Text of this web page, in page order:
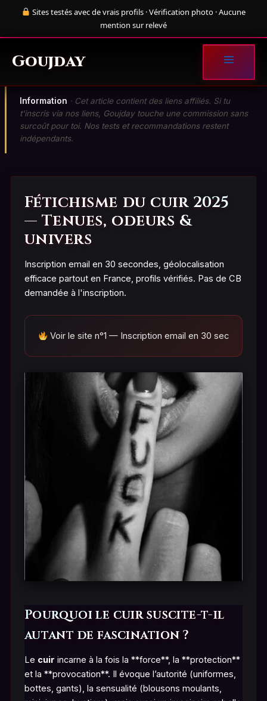
Sites testés avec de vrais profils · Vérification photo · Aucune
mention sur relevé
contenu
Goujday
Information · Cet article contient des liens affiliés. Si tu
t'inscris via nos liens, Goujday touche une commission sans
surcoût pour toi. Nos tests et recommandations restent
indépendants.
Fétichisme du cuir 2025
— Tenues, odeurs &
univers
Inscription email en 30 secondes, géolocalisation
efficace partout en France, profils vérifiés. Pas de CB
demandée à l'inscription.
Voir le site n°1 — Inscription email en 30 sec
Pourquoi le cuir suscite-t-il
autant de fascination ?
Le cuir incarne à la fois la **force**, la **protection**
et la **provocation**. Il évoque l’autorité (uniformes,
bottes, gants), la sensualité (blousons moulants,